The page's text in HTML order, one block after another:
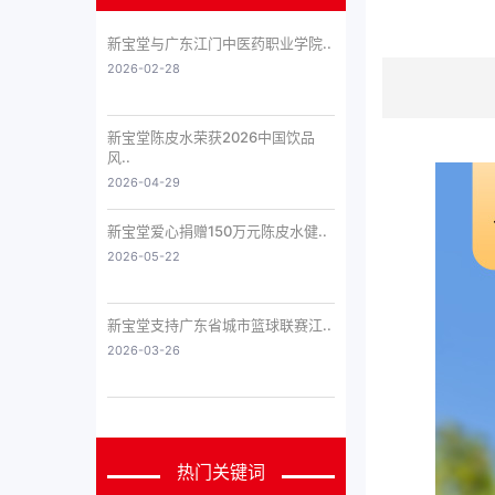
新宝堂与广东江门中医药职业学院..
2026-02-28
新宝堂陈皮水荣获2026中国饮品
风..
2026-04-29
新宝堂爱心捐赠150万元陈皮水健..
2026-05-22
新宝堂支持广东省城市篮球联赛江..
2026-03-26
热门关键词